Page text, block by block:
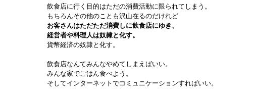
飲食店に行く目的はただの消費活動に限られてしまう。
もちろんその他のことも沢山在るのだけれど
お客さんはただただ消費しに飲食店にゆき、
経営者や料理人は奴隷と化す。
貨幣経済の奴隷と化す。
飲食店なんてみんなやめてしまえばいい。
みんな家でごはん食べよう。
そしてインターネットでコミュニケーションすればいい。